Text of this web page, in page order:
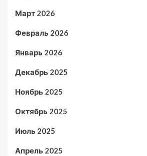
Март 2026
Февраль 2026
Январь 2026
Декабрь 2025
Ноябрь 2025
Октябрь 2025
Июль 2025
Апрель 2025